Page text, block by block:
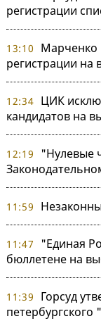
регистрации
13:10
Марченко
регистрации на
12:34 ЦИК
кандидатов на
12:19
"Нулевые
11:59
11:47
"Единая
бюллетене на
11:39
Горсуд